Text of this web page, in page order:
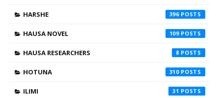
HARSHE 396
HAUSA NOVEL 109
HAUSA RESEARCHERS 8
HOTUNA 310
ILIMI 31